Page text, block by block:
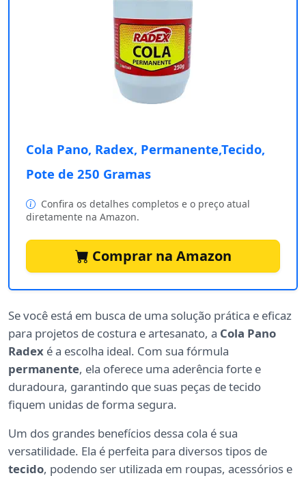
Cola Pano, Radex, Permanente,Tecido,
Pote de 250 Gramas
Confira os detalhes completos e o preço atual
diretamente na Amazon.
Comprar na Amazon
Se você está em busca de uma solução prática e eficaz
para projetos de costura e artesanato, a Cola Pano
Radex é a escolha ideal. Com sua fórmula
permanente, ela oferece uma aderência forte e
duradoura, garantindo que suas peças de tecido
fiquem unidas de forma segura.
Um dos grandes benefícios dessa cola é sua
versatilidade. Ela é perfeita para diversos tipos de
tecido, podendo ser utilizada em roupas, acessórios e